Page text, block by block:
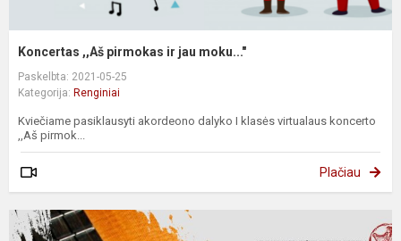
Koncertas ,,Aš pirmokas ir jau moku..."
Paskelbta: 2021-05-25
Kategorija: Renginiai
Kviečiame pasiklausyti akordeono dalyko I klasės virtualaus koncerto
,,Aš pirmok...
Plačiau